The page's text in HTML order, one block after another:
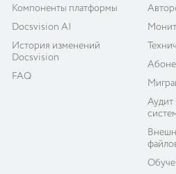
Компоненты платформы
Docsvision AI
История изменений
Docsvision
FAQ
Аудит